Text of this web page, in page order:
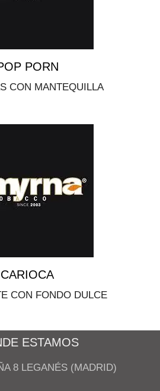
PORN
CON MANTEQUILLA
CARIOCA
CON FONDO DULCE
ESTAMOS
8 LEGANÉS (MADRID)